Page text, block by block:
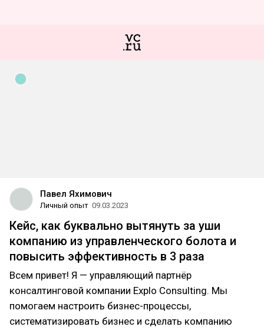
Павел Яхимович
Личный опыт 09.03.2023
Кейс, как буквально вытянуть за уши
компанию из управленческого болота и
повысить эффективность в 3 раза
Всем привет! Я — управляющий партнёр
консалтинговой компании Explo Consulting. Мы
помогаем настроить бизнес-процессы,
систематизировать бизнес и сделать компанию